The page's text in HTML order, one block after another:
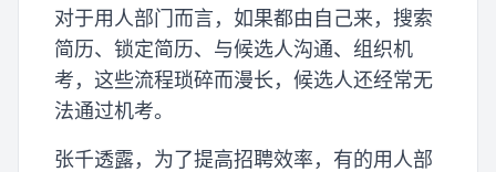
对于用人部门而言，如果都由自己来，搜索
简历、锁定简历、与候选人沟通、组织机
考，这些流程琐碎而漫长，候选人还经常无
法通过机考。
张千透露，为了提高招聘效率，有的用人部